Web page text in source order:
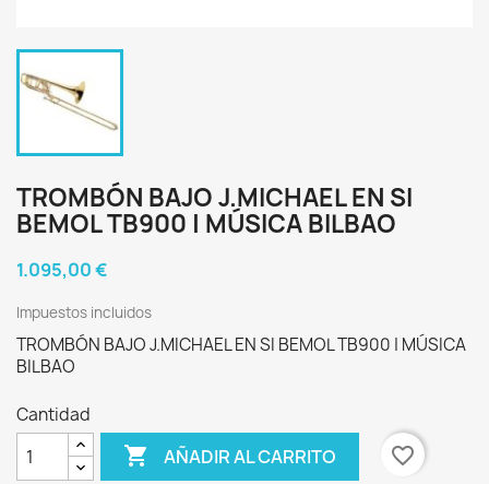
TROMBÓN BAJO J.MICHAEL EN SI
BEMOL TB900 | MÚSICA BILBAO
1.095,00 €
Impuestos incluidos
TROMBÓN BAJO J.MICHAEL EN SI BEMOL TB900 | MÚSICA
BILBAO
Cantidad
 AÑADIR AL CARRITO favorite_border